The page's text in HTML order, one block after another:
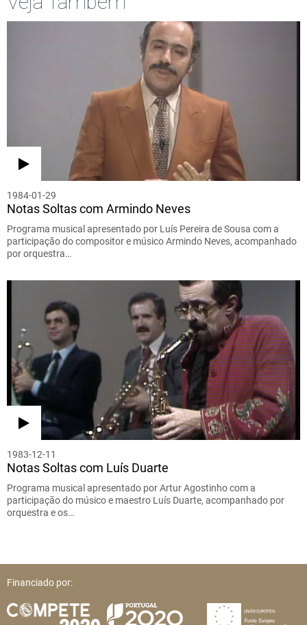
1984-01-29
Notas Soltas com Armindo Neves
Programa musical apresentado por Luís Pereira de Sousa com a
participação do compositor e músico Armindo Neves, acompanhado
por orquestra…
1983-12-11
Notas Soltas com Luís Duarte
Programa musical apresentado por Artur Agostinho com a
participação do músico e maestro Luís Duarte, acompanhado por
orquestra e os…
Financiado por: